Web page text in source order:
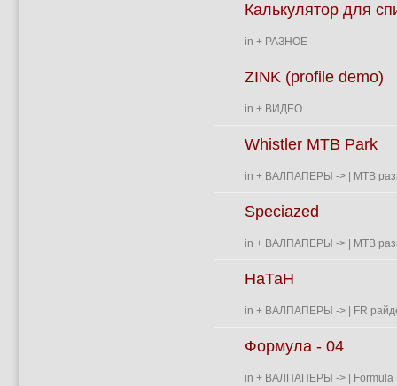
Калькулятор для
in + РАЗНОЕ
ZINK (profile demo)
in + ВИДЕО
Whistler MTB Park
in + ВАЛПАПЕРЫ -> | MTB
Speciazed
in + ВАЛПАПЕРЫ -> | MTB
НаТаН
in + ВАЛПАПЕРЫ -> | FR
Формула - 04
in + ВАЛПАПЕРЫ -> | Formula